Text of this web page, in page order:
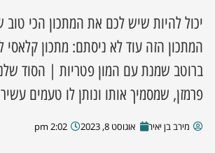
מקומית
עסקים
יכול להיות שיש לכם את המתכון הכי
המתכון הזה עוד לא ניסתם: מתכון
ברוטב שמנת עם המון פטריות | הסוד
פרמזן, שמסמיך אותו ונותן לו טעמים
מירב בן יאיר אוגוסט 8, 2023 2:02 pm